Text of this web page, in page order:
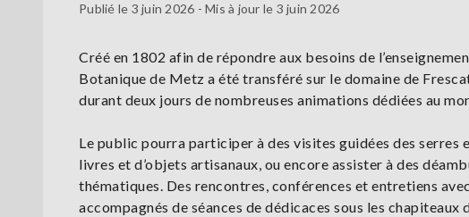
Publié le 3 juin 2026 - Mis à jour le 3 juin 2026
Créé en 1802 afin de répondre aux besoins de
Botanique de Metz a été transféré sur le domaine de
durant deux jours de nombreuses animations dédiées au
Le public pourra participer à des visites guidées des serres
livres et d’objets artisanaux, ou encore assister à des
thématiques. Des rencontres, conférences et entretiens
accompagnés de séances de dédicaces sous les chapiteaux